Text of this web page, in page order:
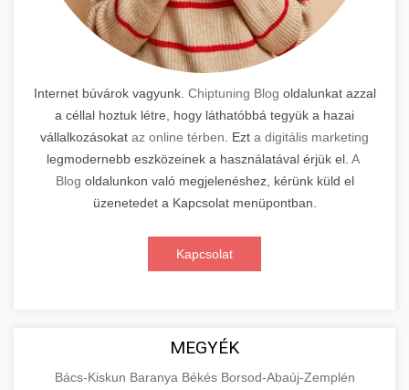
Internet búvárok vagyunk. Chiptuning Blog oldalunkat azzal
a céllal hoztuk létre, hogy láthatóbbá tegyük a hazai
vállalkozásokat az online térben . Ezt a digitális marketing
legmodernebb eszközeinek a használatával érjük el. A
Blog oldalunkon való megjelenéshez, kérünk küld el
üzenetedet a Kapcsolat menüpontban.
Kapcsolat
MEGYÉK
Bács-Kiskun Baranya Békés Borsod-Abaúj-Zemplén